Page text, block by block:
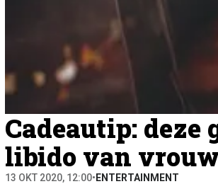
Cadeautip:
libido van
13 OKT 2020, 12:00• ENTERTAINMENT